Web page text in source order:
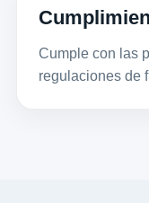
Cumple con las
regulaciones de